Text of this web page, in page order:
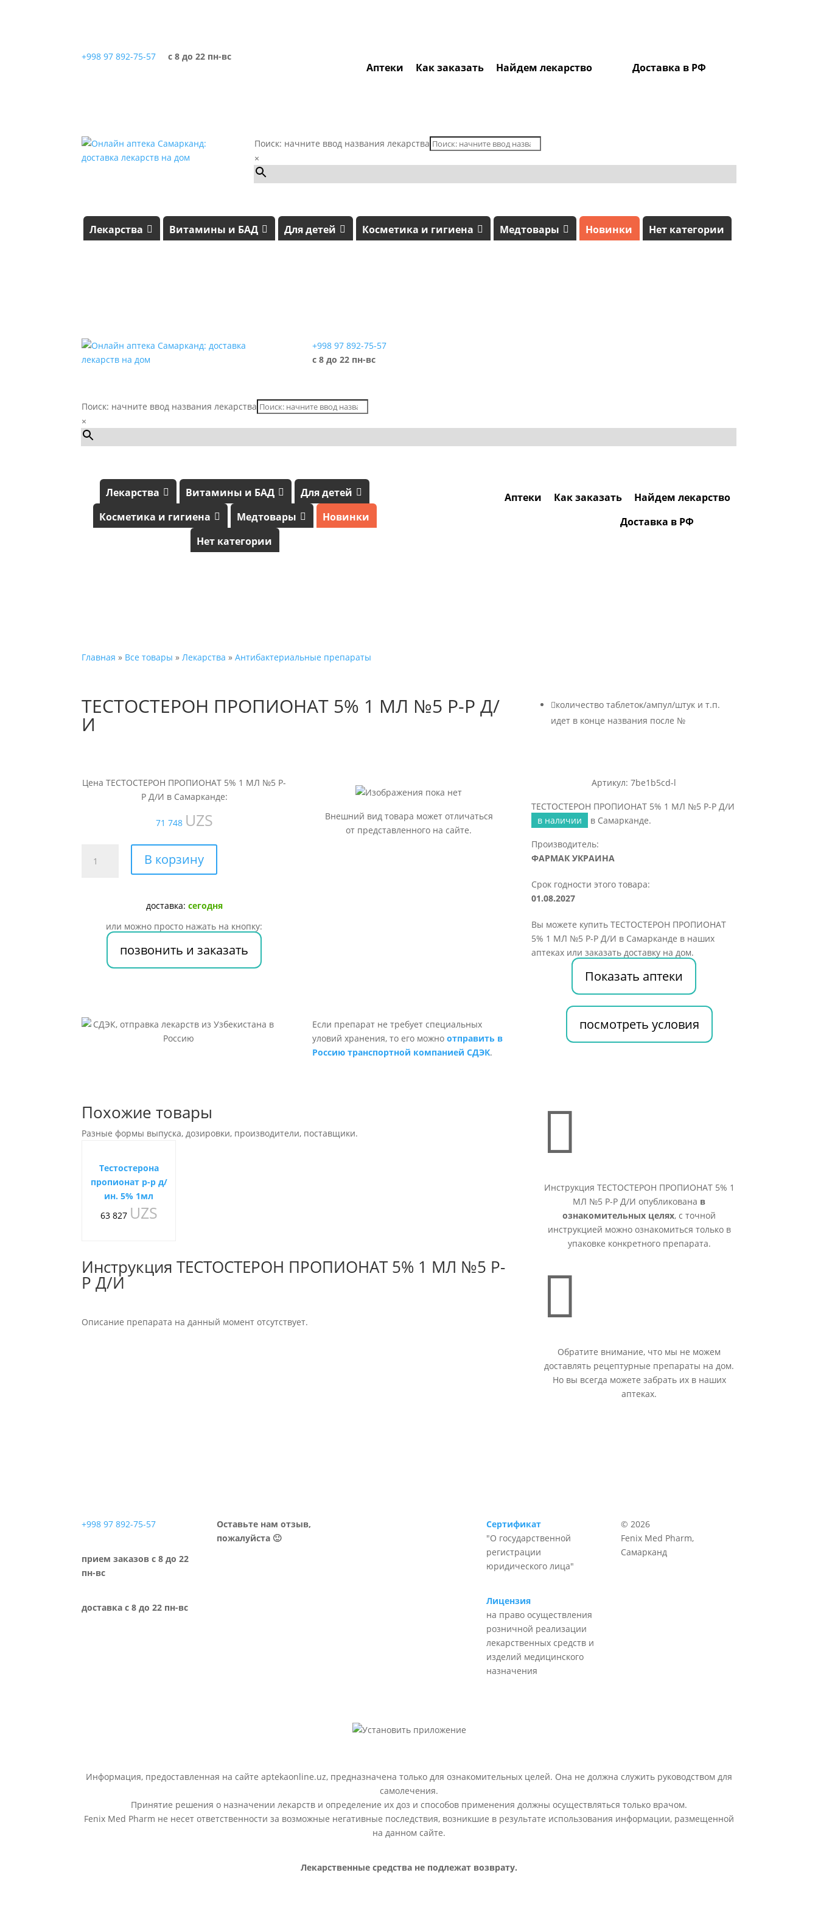
+998 97 892-75-57 с 8 до 22 пн-вс
Аптеки Как заказать Найдем лекарство Доставка в РФ
Поиск: начните ввод названия лекарства
×
Лекарства Витамины и БАД Для детей Косметика и гигиена Медтовары Новинки Нет категории
+998 97 892-75-57
с 8 до 22 пн-вс
Поиск: начните ввод названия лекарства
×
Лекарства Витамины и БАД
Для детей
Косметика и гигиена
Медтовары
Новинки
Нет категории
Аптеки Как заказать
Найдем лекарство
Доставка в РФ
Главная » Все товары » Лекарства » Антибактериальные препараты
ТЕСТОСТЕРОН ПРОПИОНАТ 5% 1 МЛ №5 Р-Р Д/
И
количество таблеток/ампул/штук и т.п.
идет в конце названия после №
Цена ТЕСТОСТЕРОН ПРОПИОНАТ 5% 1 МЛ №5 Р-
Р Д/И в Самарканде:
71 748 UZS
товара
ТЕСТОСТЕРОН
В корзину
доставка: сегодня
или можно просто нажать на кнопку:
позвонить и заказать
Внешний вид товара может отличаться
от представленного на сайте.
Артикул: 7be1b5cd-l
ТЕСТОСТЕРОН ПРОПИОНАТ 5% 1 МЛ №5 Р-Р Д/И
в наличии
в Самарканде.
Производитель:
ФАРМАК УКРАИНА
Срок годности этого товара:
01.08.2027
Вы можете купить ТЕСТОСТЕРОН ПРОПИОНАТ
5% 1 МЛ №5 Р-Р Д/И в Самарканде в наших
аптеках или заказать доставку на дом.
Показать аптеки
Если препарат не требует специальных
уловий хранения, то его можно отправить в
Россию транспортной компанией СДЭК.
посмотреть условия
Похожие товары
Разные формы выпуска, дозировки, производители, поставщики.
Тестостерона
пропионат р-р д/
ин. 5% 1мл
63 827 UZS
Инструкция ТЕСТОСТЕРОН ПРОПИОНАТ 5% 1 МЛ №5 Р-
Р Д/И
Описание препарата на данный момент отсутствует.

Инструкция ТЕСТОСТЕРОН ПРОПИОНАТ 5% 1
МЛ №5 Р-Р Д/И опубликована в
ознакомительных целях, с точной
инструкцией можно ознакомиться только в
упаковке конкретного препарата.

Обратите внимание, что мы не можем
доставлять рецептурные препараты на дом.
Но вы всегда можете забрать их в наших
аптеках.
+998 97 892-75-57
прием заказов с 8 до 22
пн-вс
доставка с 8 до 22 пн-вс
Оставьте нам отзыв,
пожалуйста 🙂
Сертификат
"О государственной
регистрации
юридического лица"
Лицензия
на право осуществления
розничной реализации
лекарственных средств и
изделий медицинского
назначения
© 2026
Fenix Med Pharm,
Самарканд
Информация, предоставленная на сайте aptekaonline.uz, предназначена только для ознакомительных целей. Она не должна служить руководством для
самолечения.
Принятие решения о назначении лекарств и определение их доз и способов применения должны осуществляться только врачом.
Fenix Med Pharm не несет ответственности за возможные негативные последствия, возникшие в результате использования информации, размещенной
на данном сайте.
Лекарственные средства не подлежат возврату.